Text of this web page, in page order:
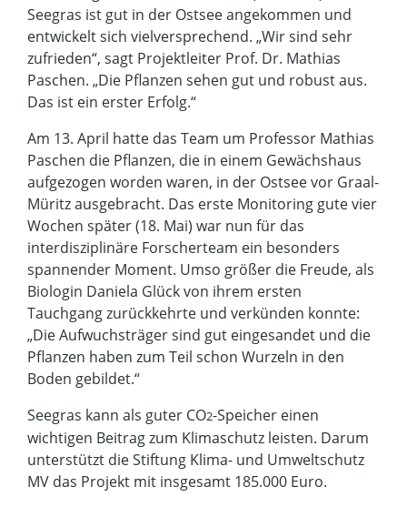
Seegras ist gut in der Ostsee angekommen und
entwickelt sich vielversprechend. „Wir sind sehr
zufrieden“, sagt Projektleiter Prof. Dr. Mathias
Paschen. „Die Pflanzen sehen gut und robust aus.
Das ist ein erster Erfolg.“
Am 13. April hatte das Team um Professor Mathias
Paschen die Pflanzen, die in einem Gewächshaus
aufgezogen worden waren, in der Ostsee vor Graal-
Müritz ausgebracht. Das erste Monitoring gute vier
Wochen später (18. Mai) war nun für das
interdisziplinäre Forscherteam ein besonders
spannender Moment. Umso größer die Freude, als
Biologin Daniela Glück von ihrem ersten
Tauchgang zurückkehrte und verkünden konnte:
„Die Aufwuchsträger sind gut eingesandet und die
Pflanzen haben zum Teil schon Wurzeln in den
Boden gebildet.“
Seegras kann als guter CO2-Speicher einen
wichtigen Beitrag zum Klimaschutz leisten. Darum
unterstützt die Stiftung Klima- und Umweltschutz
MV das Projekt mit insgesamt 185.000 Euro.